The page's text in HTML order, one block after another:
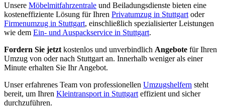
Unsere Möbelmitfahrzentrale und Beiladungsdienste bieten eine
kosteneffiziente Lösung für Ihren Privatumzug in Stuttgart oder
Firmenumzug in Stuttgart, einschließlich spezialisierter Leistungen
wie dem Ein- und Auspackservice in Stuttgart.
Fordern Sie jetzt kostenlos und unverbindlich Angebote für Ihren
Umzug von oder nach Stuttgart an. Innerhalb weniger als einer
Minute erhalten Sie Ihr Angebot.
Unser erfahrenes Team von professionellen Umzugshelfern steht
bereit, um Ihren Kleintransport in Stuttgart effizient und sicher
durchzuführen.